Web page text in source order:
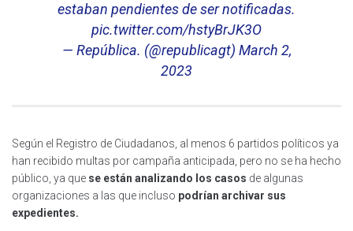
estaban pendientes de ser notificadas.
pic.twitter.com/hstyBrJK3O
— República. (@republicagt) March 2,
2023
Según el Registro de Ciudadanos, al menos 6 partidos políticos ya
han recibido multas por campaña anticipada, pero no se ha hecho
público, ya que se están analizando los casos de algunas
organizaciones a las que incluso podrían archivar sus
expedientes.